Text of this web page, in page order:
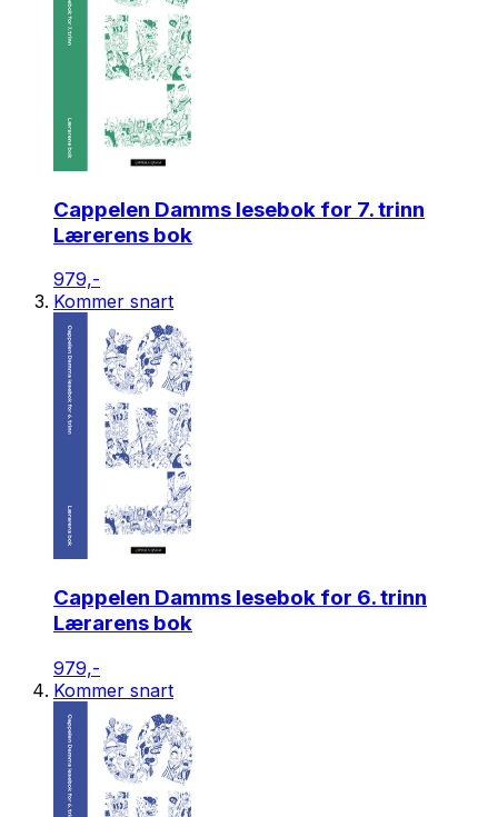
Cappelen Damms lesebok for 7. trinn
Lærerens bok
979,-
Kommer snart
Cappelen Damms lesebok for 6. trinn
Lærarens bok
979,-
Kommer snart